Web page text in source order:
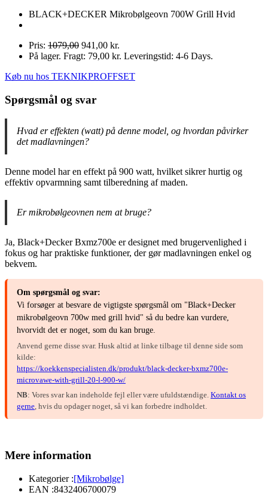
BLACK+DECKER Mikrobølgeovn 700W Grill Hvid
Pris: 1079,00 941,00 kr.
På lager. Fragt: 79,00 kr. Leveringstid: 4-6 Days.
Køb nu hos TEKNIKPROFFSET
Spørgsmål og svar
Hvad er effekten (watt) på denne model, og hvordan påvirker
det madlavningen?
Denne model har en effekt på 900 watt, hvilket sikrer hurtig og
effektiv opvarmning samt tilberedning af maden.
Er mikrobølgeovnen nem at bruge?
Ja, Black+Decker Bxmz700e er designet med brugervenlighed i
fokus og har praktiske funktioner, der gør madlavningen enkel og
bekvem.
Om spørgsmål og svar:
Vi forsøger at besvare de vigtigste spørgsmål om "Black+Decker
mikrobølgeovn 700w med grill hvid" så du bedre kan vurdere,
hvorvidt det er noget, som du kan bruge.
Anvend gerne disse svar. Husk altid at linke tilbage til denne side som
kilde:
https://koekkenspecialisten.dk/produkt/black-decker-bxmz700e-
microvawe-with-grill-20-l-900-w/
NB: Vores svar kan indeholde fejl eller være ufuldstændige. Kontakt os
gerne, hvis du opdager noget, så vi kan forbedre indholdet.
Mere information
Kategorier :[Mikrobølge]
EAN :8432406700079